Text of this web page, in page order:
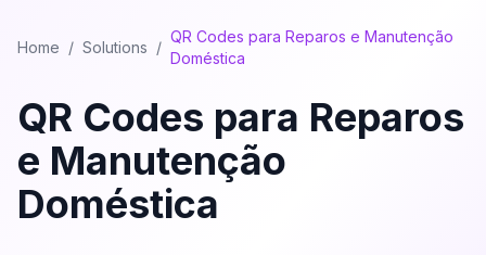
Home / Solutions /
QR Codes para Reparos e Manutenção
Doméstica
QR Codes para Reparos
e Manutenção
Doméstica